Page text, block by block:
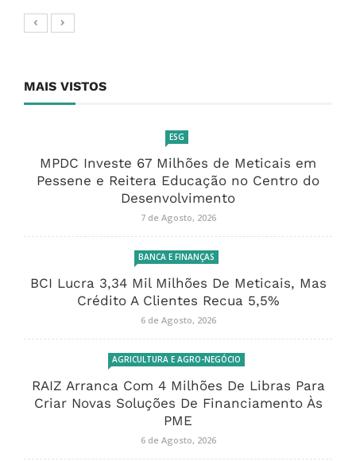
MAIS VISTOS
ESG
MPDC Investe 67 Milhões de Meticais em
Pessene e Reitera Educação no Centro do
Desenvolvimento
7 de Agosto, 2026
BANCA E FINANÇAS
BCI Lucra 3,34 Mil Milhões De Meticais, Mas
Crédito A Clientes Recua 5,5%
6 de Agosto, 2026
AGRICULTURA E AGRO-NEGÓCIO
RAIZ Arranca Com 4 Milhões De Libras Para
Criar Novas Soluções De Financiamento Às
PME
6 de Agosto, 2026